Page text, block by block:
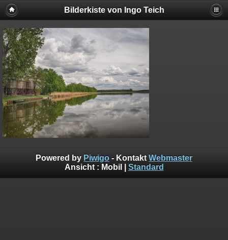
Bilderkiste von Ingo Teich
Powered by Piwigo - Kontakt Webmaster
Ansicht : Mobil Standard